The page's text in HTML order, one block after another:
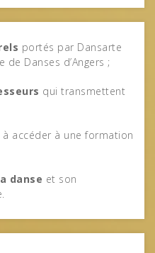
portés par Dansarte
Danses d’Angers ;
qui transmettent
à accéder à une formation
danse et son